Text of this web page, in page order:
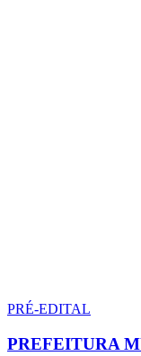
PRÉ-EDITAL
PREFEITURA